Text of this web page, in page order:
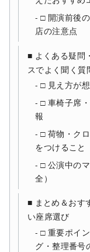
□ 開演前後
店の注意点
■ よくある疑問
スでよく聞く質
□ 見え方が
□ 車椅子席
報
□ 荷物・ク
をつけること
□ 公演中の
全）
■ まとめ＆おす
い座席選び
□ 重要ポイ
グ・整理番号